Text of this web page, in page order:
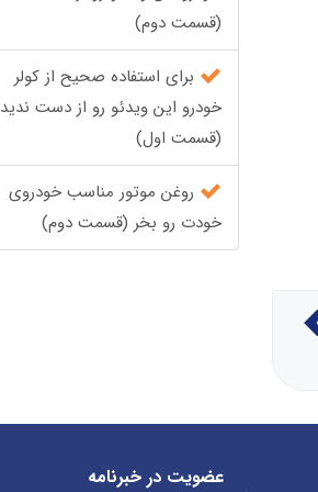
(قسمت دوم)
برای استفاده صحیح از کولر
خودرو این ویدئو رو از دست ندید
(قسمت اول)
روغن موتور مناسب خودروی
خودت رو بخر (قسمت دوم)
عضویت در خبرنامه